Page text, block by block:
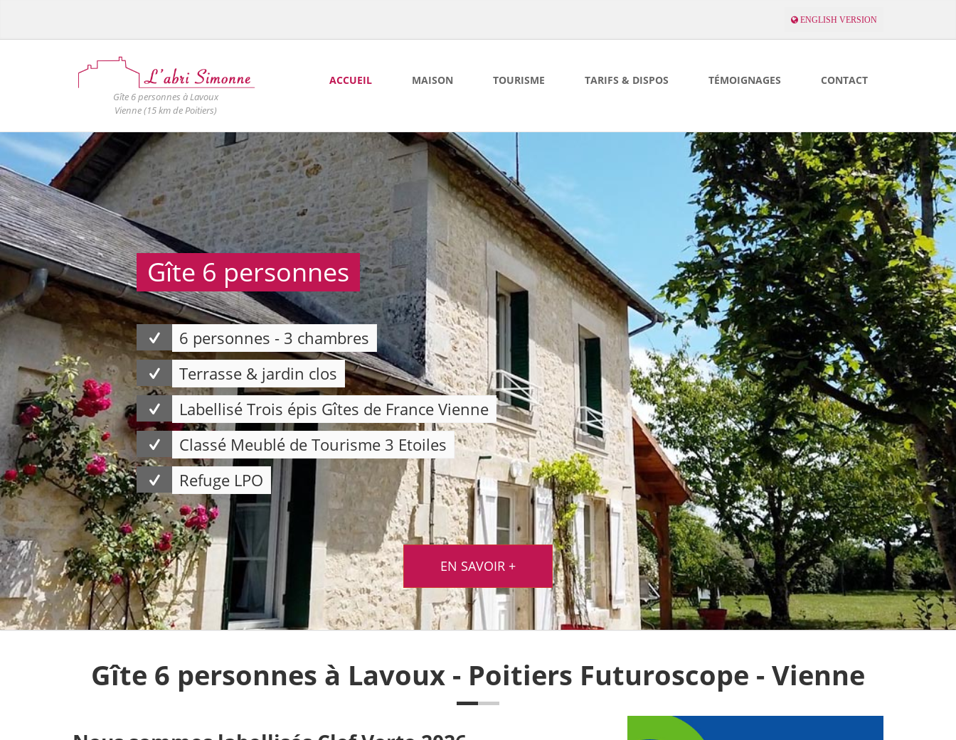
ENGLISH VERSION
Gîte 6 personnes à Lavoux
Vienne (15 km de Poitiers)
ACCUEIL MAISON TOURISME TARIFS & DISPOS TÉMOIGNAGES CONTACT
Gîte 6 personnes
6 personnes - 3 chambres
Terrasse & jardin clos
Labellisé Trois épis Gîtes de France Vienne
Classé Meublé de Tourisme 3 Etoiles
Refuge LPO
EN SAVOIR +
Gîte 6 personnes à Lavoux - Poitiers Futuroscope - Vienne